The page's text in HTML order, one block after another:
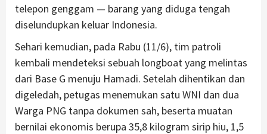
telepon genggam — barang yang diduga tengah
diselundupkan keluar Indonesia.
Sehari kemudian, pada Rabu (11/6), tim patroli
kembali mendeteksi sebuah longboat yang melintas
dari Base G menuju Hamadi. Setelah dihentikan dan
digeledah, petugas menemukan satu WNI dan dua
Warga PNG tanpa dokumen sah, beserta muatan
bernilai ekonomis berupa 35,8 kilogram sirip hiu, 1,5